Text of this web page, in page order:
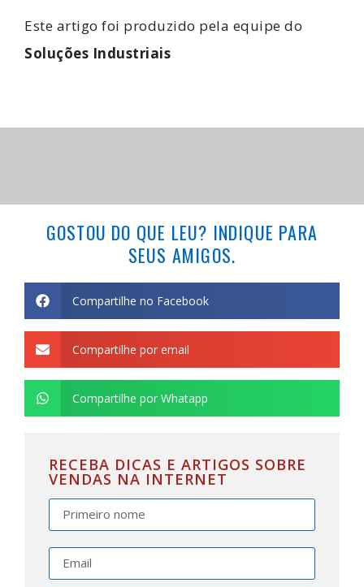
Este artigo foi produzido pela equipe do
Soluções Industriais
GOSTOU DO QUE LEU? INDIQUE PARA
SEUS AMIGOS.
Compartilhe no Facebook
Compartilhe por email
Compartilhe por Whatapp
RECEBA DICAS E ARTIGOS SOBRE
VENDAS NA INTERNET